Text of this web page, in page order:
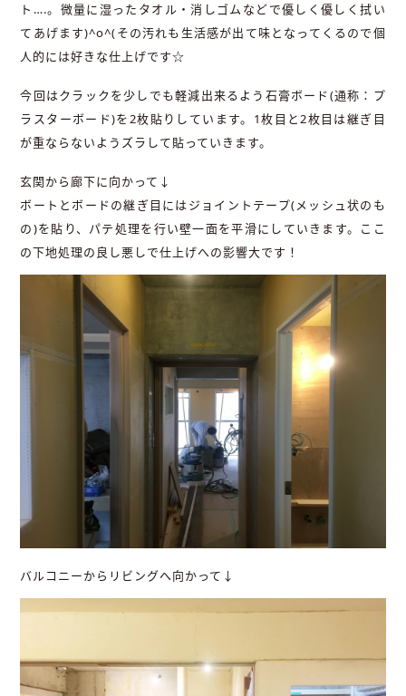
ト….。微量に湿ったタオル・消しゴムなどで優しく優しく拭い
てあげます)^o^(その汚れも生活感が出て味となってくるので個
人的には好きな仕上げです☆
今回はクラックを少しでも軽減出来るよう石膏ボード(通称：プ
ラスターボード)を2枚貼りしています。1枚目と2枚目は継ぎ目
が重ならないようズラして貼っていきます。
玄関から廊下に向かって↓
ボートとボードの継ぎ目にはジョイントテープ(メッシュ状のも
の)を貼り、パテ処理を行い壁一面を平滑にしていきます。ここ
の下地処理の良し悪しで仕上げへの影響大です！
バルコニーからリビングへ向かって↓